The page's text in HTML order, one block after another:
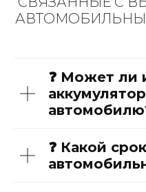
❓ Может ли
❓ Какой